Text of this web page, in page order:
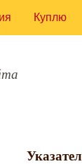
Куплю